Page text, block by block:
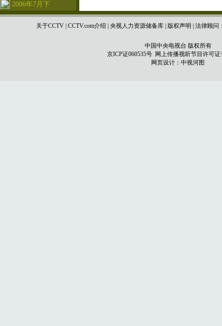
2006年7月下
关于CCTV| CCTV.com介绍 央视人力资源储备库| 版权声明 法律顾问
中国中央电视台 版权所有
京ICP证060535号 网上传播视听节目许可证
网页设计： 中视河图